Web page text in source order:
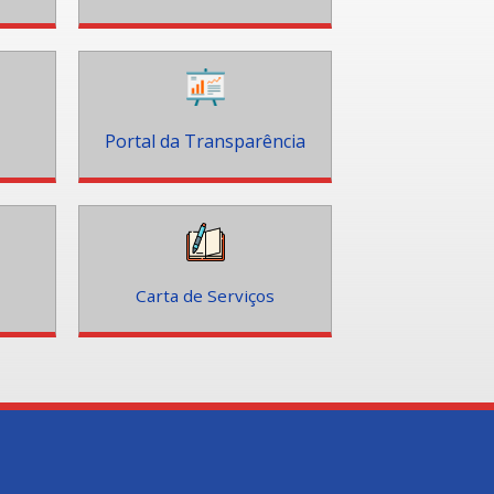
Portal da Transparência
Carta de Serviços